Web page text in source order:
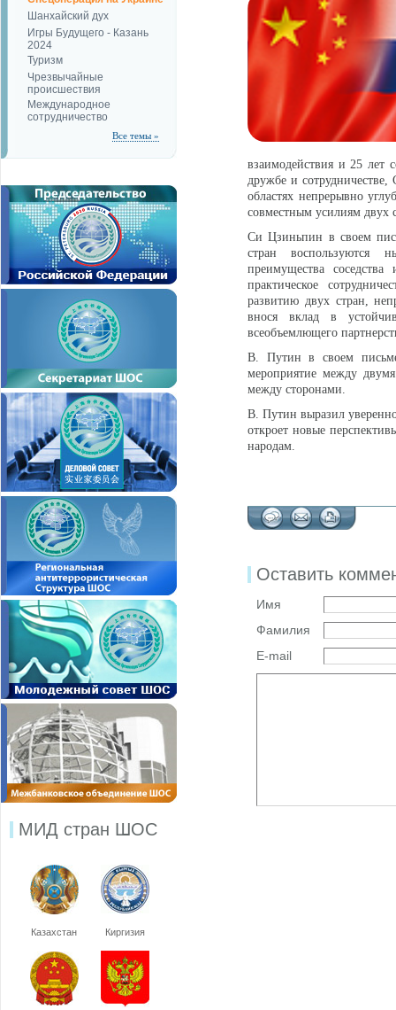
Шанхайский дух
Игры Будущего - Казань
2024
Туризм
Чрезвычайные
происшествия
Международное
сотрудничество
Все темы »
МИД стран ШОС
Казахстан Киргизия
взаимодействия и 25 лет
дружбе и
областях непрерывно
совместным усилиям двух
Си Цзиньпин в своем
стран воспользуются
преимущества
практическое
развитию двух стран,
внося вклад в
всеобъемлющего
В. Путин в своем
мероприятие между
между сторонами.
В. Путин выразил
откроет новые
народам.
Оставить
Имя
Фамилия
E-mail